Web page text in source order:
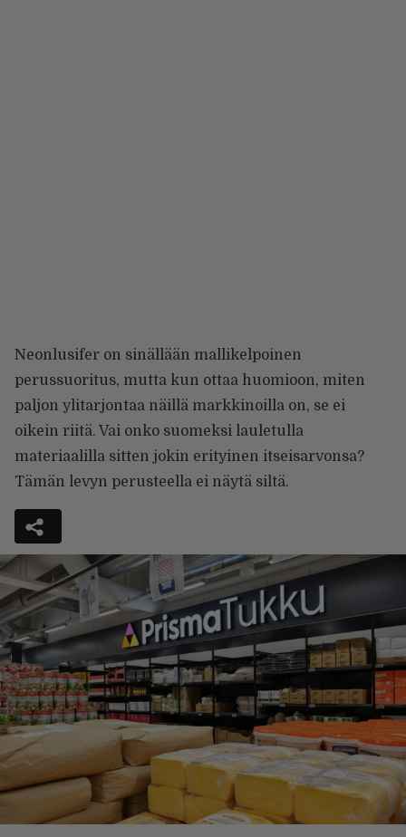
Neonlusifer on sinällään mallikelpoinen
perussuoritus, mutta kun ottaa huomioon, miten
paljon ylitarjontaa näillä markkinoilla on, se ei
oikein riitä. Vai onko suomeksi lauletulla
materiaalilla sitten jokin erityinen itseisarvonsa?
Tämän levyn perusteella ei näytä siltä.